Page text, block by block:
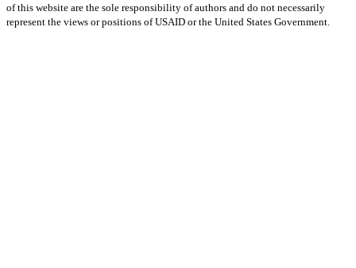
of this website are the sole responsibility of authors and do not necessarily
represent the views or positions of USAID or the United States Government.